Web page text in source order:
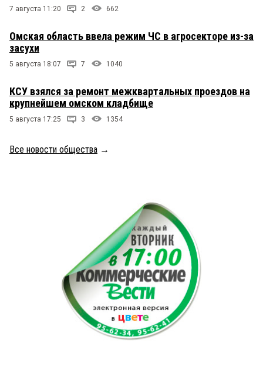
7 августа 11:20 2 662
Омская область ввела режим ЧС в агросекторе из-за
засухи
5 августа 18:07 7 1040
КСУ взялся за ремонт межквартальных проездов на
крупнейшем омском кладбище
5 августа 17:25 3 1354
Все новости общества →